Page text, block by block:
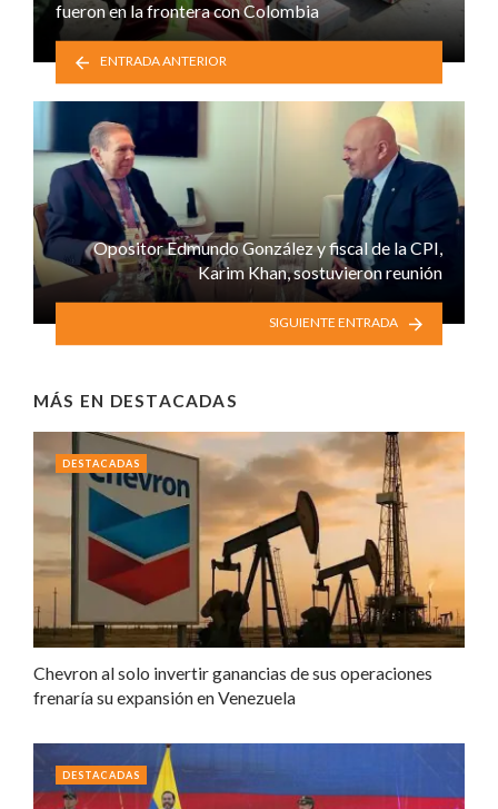
fueron en la frontera con Colombia
ENTRADA ANTERIOR
Opositor Edmundo González y fiscal de la CPI,
Karim Khan, sostuvieron reunión
SIGUIENTE ENTRADA
MÁS EN DESTACADAS
Chevron al solo invertir ganancias de sus operaciones
frenaría su expansión en Venezuela
DESTACADAS
DESTACADAS